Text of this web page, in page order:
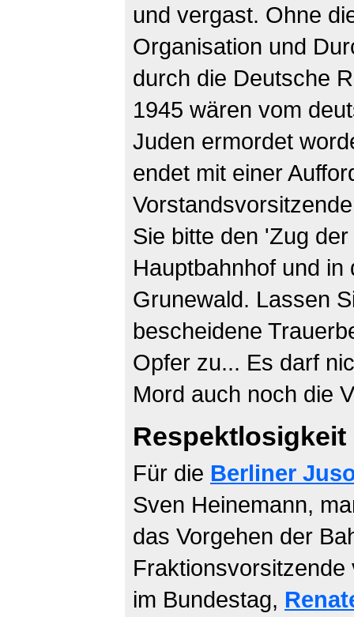
und vergast. Ohne
Organisation und
durch die Deutsche
1945 wären vom
Juden ermordet
endet mit einer
Sie bitte den 'Zug
Hauptbahnhof und
Grunewald. Lassen
bescheidene
Opfer zu... Es darf
Mord auch noch die
Für die Berliner
Sven Heinemann,
das Vorgehen der
im Bundestag,